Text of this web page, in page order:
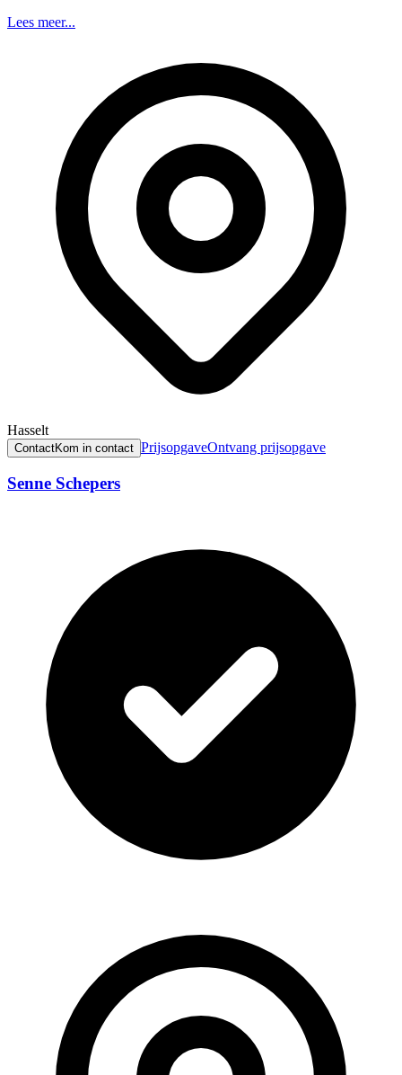
Lees meer...
Hasselt
ContactKom in contact PrijsopgaveOntvang prijsopgave
Senne Schepers